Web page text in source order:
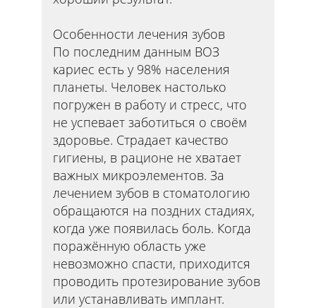
Особенности лечения зубов
По последним данным ВОЗ
кариес есть у 98% населения
планеты. Человек настолько
погружен в работу и стресс, что
не успевает заботиться о своём
здоровье. Страдает качество
гигиены, в рационе не хватает
важных микроэлементов. За
лечением зубов в стоматологию
обращаются на поздних стадиях,
когда уже появилась боль. Когда
поражённую область уже
невозможно спасти, приходится
проводить протезирование зубов
или устанавливать имплант.